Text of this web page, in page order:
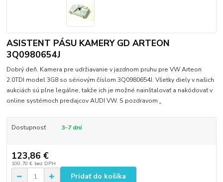
ASISTENT PÁSU KAMERY GD ARTEON
3Q0980654J
Dobrý deň. Kamera pre udržiavanie v jazdnom pruhu pre VW Arteon
2.0TDI model 3G8 so sériovým číslom 3Q0980654J. Všetky diely v našich
aukciách sú plne legálne, takže ich je možné nainštalovať a nakódovať v
online systémoch predajcov AUDI VW. S pozdravom .
Dostupnosť 3-7 dní
123,86 €
100,70 € bez DPH
Pridať do košíka